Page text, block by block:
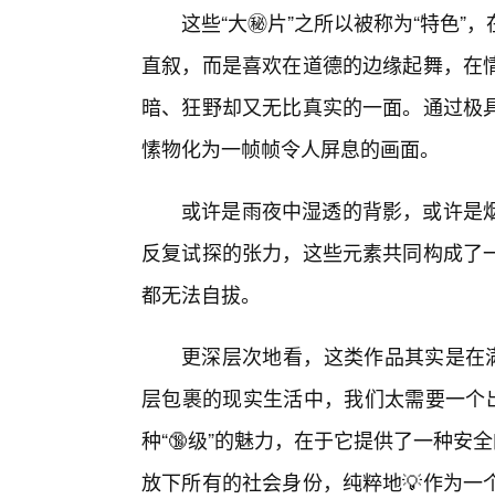
这些“大㊙️片”之所以被称为“特色”
直叙，而是喜欢在道德的边缘起舞，
暗、狂野却又无比真实的一面。通过
愫物化为一帧帧令人屏息的画面。
或许是雨夜中湿透的背影，或许
反复试探的张力，这些元素共同构成
都无法自拔。
更深层次地看，这类作品其实是在
层包裹的现实生活中，我们太需要一
种“🔞级”的魅力，在于它提供了一种安
放下所有的社会身份，纯粹地💡作为